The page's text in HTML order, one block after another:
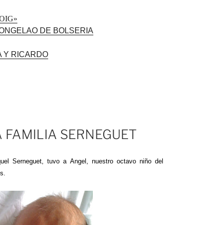
DE BOLSERIA
Y RICARDO
SERNEGUET
Serneguet, tuvo a Angel, nuestro octavo niño del